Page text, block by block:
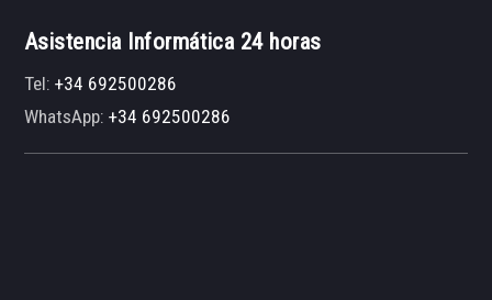
Asistencia Informática 24 horas
Tel:+34 692500286
WhatsApp:+34 692500286